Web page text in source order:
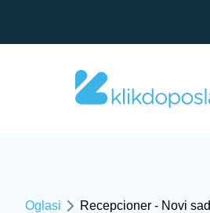
Oglasi Recepcioner - Novi sad